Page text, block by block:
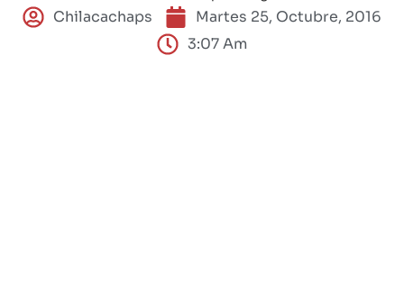
Chilacachaps
Martes 25, Octubre, 2016
3:07 Am